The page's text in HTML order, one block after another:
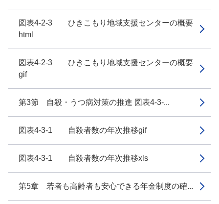
図表4-2-3 ひきこもり地域支援センターの概要
html
図表4-2-3 ひきこもり地域支援センターの概要
gif
第3節 自殺・うつ病対策の推進 図表4-3-...
図表4-3-1 自殺者数の年次推移gif
図表4-3-1 自殺者数の年次推移xls
第5章 若者も高齢者も安心できる年金制度の確...